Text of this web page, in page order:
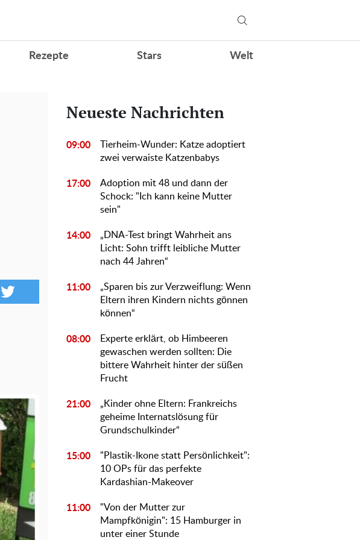
Rezepte Stars Welt
Neueste Nachrichten
09:00
Tierheim-Wunder: Katze adoptiert
zwei verwaiste Katzenbabys
17:00
Adoption mit 48 und dann der
Schock: "Ich kann keine Mutter
sein"
14:00
„DNA-Test bringt Wahrheit ans
Licht: Sohn trifft leibliche Mutter
nach 44 Jahren“
11:00
„Sparen bis zur Verzweiflung: Wenn
Eltern ihren Kindern nichts gönnen
können“
08:00
Experte erklärt, ob Himbeeren
gewaschen werden sollten: Die
bittere Wahrheit hinter der süßen
Frucht
21:00
„Kinder ohne Eltern: Frankreichs
geheime Internatslösung für
Grundschulkinder“
15:00
"Plastik-Ikone statt Persönlichkeit":
10 OPs für das perfekte
Kardashian-Makeover
11:00
"Von der Mutter zur
Mampfkönigin": 15 Hamburger in
unter einer Stunde